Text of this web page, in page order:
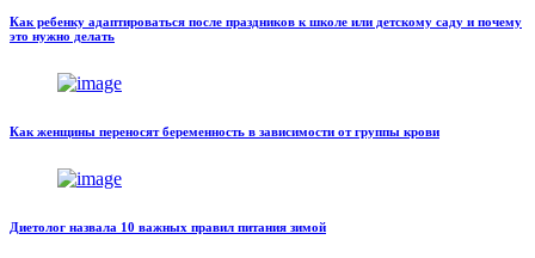
Как ребенку адаптироваться после праздников к школе или детскому саду и почему
это нужно делать
Как женщины переносят беременность в зависимости от группы крови
Диетолог назвала 10 важных правил питания зимой